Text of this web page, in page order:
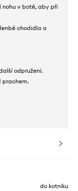
v botě, aby při
chodidla a
odpružení.
prachem.
do kotníku